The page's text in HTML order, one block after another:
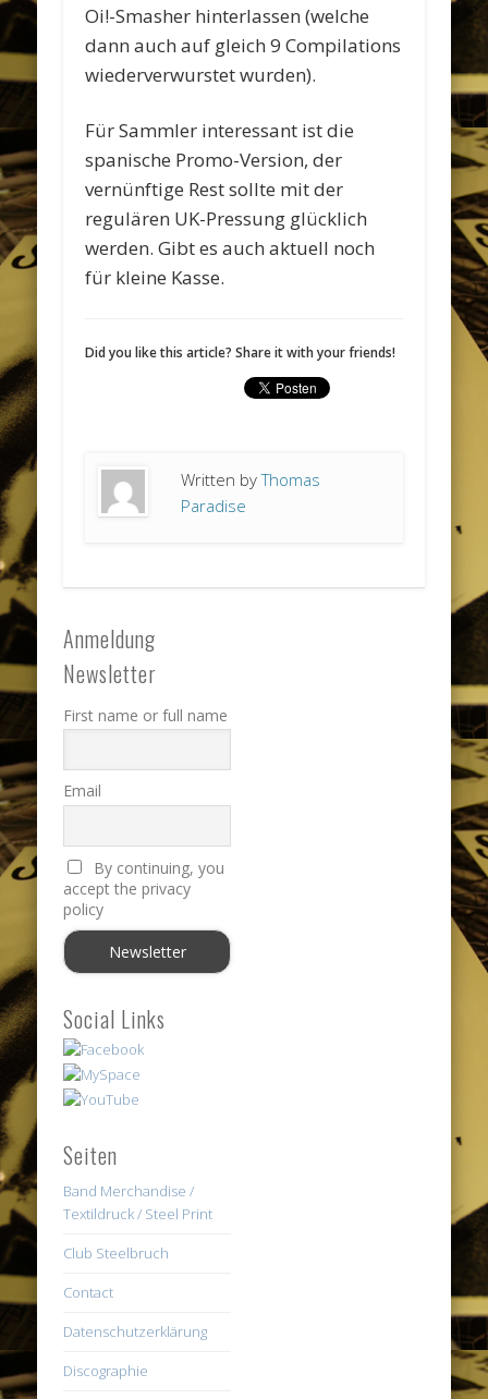
Oi!-Smasher hinterlassen (welche
dann auch auf gleich 9 Compilations
wiederverwurstet wurden).
Für Sammler interessant ist die
spanische Promo-Version, der
vernünftige Rest sollte mit der
regulären UK-Pressung glücklich
werden. Gibt es auch aktuell noch
für kleine Kasse.
Did you like this article? Share it with your friends!
Written byThomas
Paradise
Anmeldung
Newsletter
First name or full name
Email
By continuing, you
accept the privacy
policy
Social Links
Seiten
Band Merchandise /
Textildruck / Steel Print
Club Steelbruch
Contact
Datenschutzerklärung
Discographie